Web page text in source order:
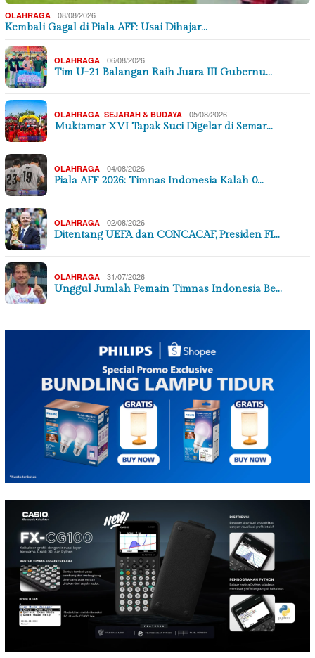
OLAHRAGA 08/08/2026
Kembali Gagal di Piala AFF: Usai Dihajar…
OLAHRAGA 06/08/2026
Tim U-21 Balangan Raih Juara III Gubernu…
OLAHRAGA SEJARAH & BUDAYA 05/08/2026
Muktamar XVI Tapak Suci Digelar di Semar…
OLAHRAGA 04/08/2026
Piala AFF 2026: Timnas Indonesia Kalah 0…
OLAHRAGA 02/08/2026
Ditentang UEFA dan CONCACAF, Presiden FI…
OLAHRAGA 31/07/2026
Unggul Jumlah Pemain Timnas Indonesia Be…